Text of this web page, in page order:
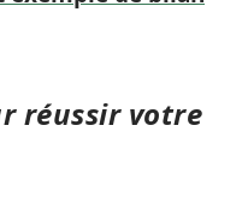
réussir votre